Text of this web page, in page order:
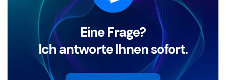
Eine Frage?
Ich antworte Ihnen sofort.